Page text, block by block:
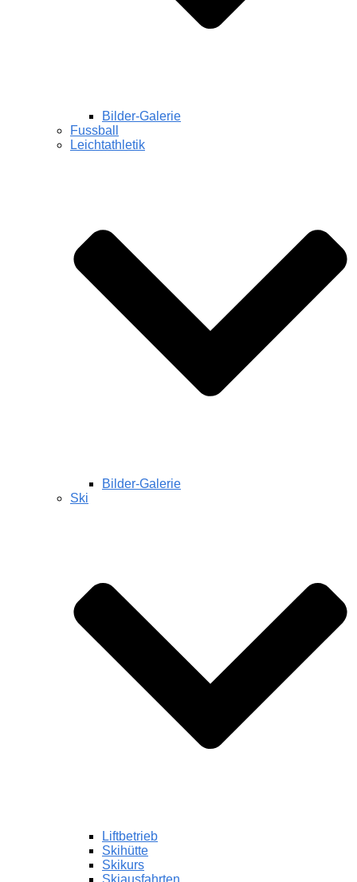
Bilder-Galerie
Fussball
Leichtathletik
Bilder-Galerie
Ski
Liftbetrieb
Skihütte
Skikurs
Skiausfahrten